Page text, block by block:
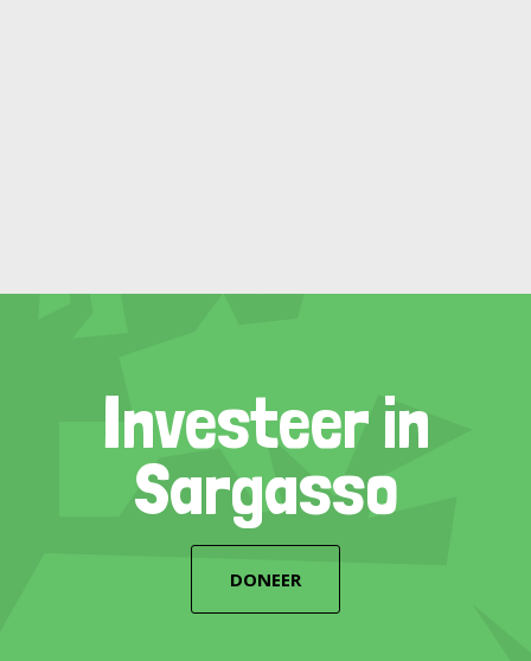
Investeer in
Sargasso
DONEER